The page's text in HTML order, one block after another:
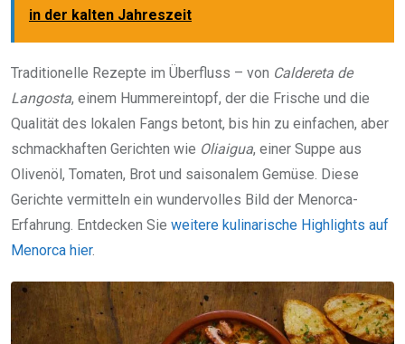
in der kalten Jahreszeit
Traditionelle Rezepte im Überfluss – von Caldereta de
Langosta, einem Hummereintopf, der die Frische und die
Qualität des lokalen Fangs betont, bis hin zu einfachen, aber
schmackhaften Gerichten wie Oliaigua, einer Suppe aus
Olivenöl, Tomaten, Brot und saisonalem Gemüse. Diese
Gerichte vermitteln ein wundervolles Bild der Menorca-
Erfahrung. Entdecken Sie weitere kulinarische Highlights auf
Menorca hier.